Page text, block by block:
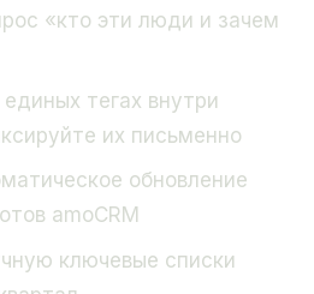
«кто эти люди и зачем
тегах внутри
их письменно
обновление
amoCRM
ключевые списки